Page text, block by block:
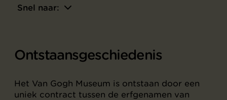
Snel naar:
Ontstaansgeschiedenis
Het Van Gogh Museum is ontstaan door een
uniek contract tussen de erfgenamen van